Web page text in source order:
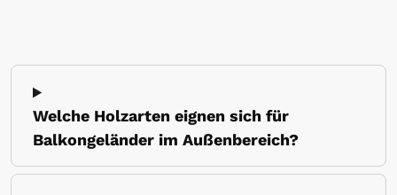
Welche Holzarten eignen sich für
Balkongeländer im Außenbereich?